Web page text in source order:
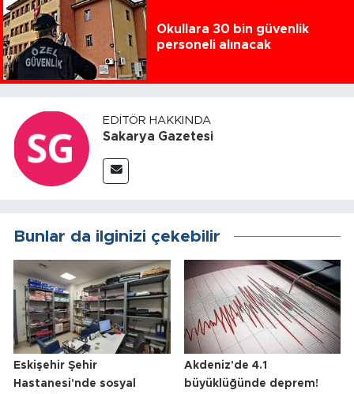
Okullara 30 bin güvenlik
personeli alınacak
EDITÖR HAKKINDA
Sakarya Gazetesi
Bunlar da ilginizi çekebilir
Eskişehir Şehir
Hastanesi'nde sosyal
Akdeniz'de 4.1
büyüklüğünde deprem!